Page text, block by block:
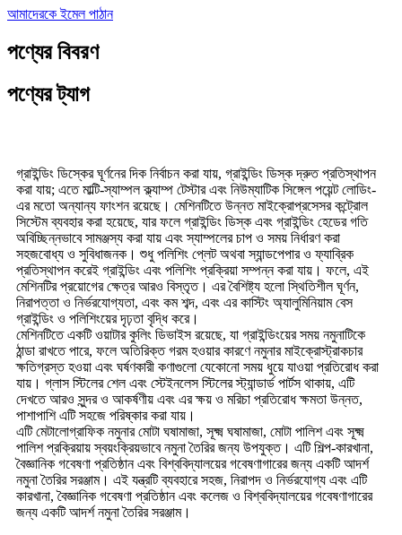
আমাদেরকে ইমেল পাঠান
পণ্যের বিবরণ
পণ্যের ট্যাগ
গ্রাইন্ডিং ডিস্কের ঘূর্ণনের দিক নির্বাচন করা যায়, গ্রাইন্ডিং ডিস্ক দ্রুত প্রতিস্থাপন
করা যায়; এতে মাল্টি-স্যাম্পল ক্ল্যাম্প টেস্টার এবং নিউম্যাটিক সিঙ্গেল পয়েন্ট লোডিং-
এর মতো অন্যান্য ফাংশন রয়েছে। মেশিনটিতে উন্নত মাইক্রোপ্রসেসর কন্ট্রোল
সিস্টেম ব্যবহার করা হয়েছে, যার ফলে গ্রাইন্ডিং ডিস্ক এবং গ্রাইন্ডিং হেডের গতি
অবিচ্ছিন্নভাবে সামঞ্জস্য করা যায় এবং স্যাম্পলের চাপ ও সময় নির্ধারণ করা
সহজবোধ্য ও সুবিধাজনক। শুধু পলিশিং প্লেট অথবা স্যান্ডপেপার ও ফ্যাব্রিক
প্রতিস্থাপন করেই গ্রাইন্ডিং এবং পলিশিং প্রক্রিয়া সম্পন্ন করা যায়। ফলে, এই
মেশিনটির প্রয়োগের ক্ষেত্র আরও বিস্তৃত। এর বৈশিষ্ট্য হলো স্থিতিশীল ঘূর্ণন,
নিরাপত্তা ও নির্ভরযোগ্যতা, এবং কম শব্দ, এবং এর কাস্টিং অ্যালুমিনিয়াম বেস
গ্রাইন্ডিং ও পলিশিংয়ের দৃঢ়তা বৃদ্ধি করে।
মেশিনটিতে একটি ওয়াটার কুলিং ডিভাইস রয়েছে, যা গ্রাইন্ডিংয়ের সময় নমুনাটিকে
ঠান্ডা রাখতে পারে, ফলে অতিরিক্ত গরম হওয়ার কারণে নমুনার মাইক্রোস্ট্রাকচার
ক্ষতিগ্রস্ত হওয়া এবং ঘর্ষণকারী কণাগুলো যেকোনো সময় ধুয়ে যাওয়া প্রতিরোধ করা
যায়। গ্লাস স্টিলের শেল এবং স্টেইনলেস স্টিলের স্ট্যান্ডার্ড পার্টস থাকায়, এটি
দেখতে আরও সুন্দর ও আকর্ষণীয় এবং এর ক্ষয় ও মরিচা প্রতিরোধ ক্ষমতা উন্নত,
পাশাপাশি এটি সহজে পরিষ্কার করা যায়।
এটি মেটালোগ্রাফিক নমুনার মোটা ঘষামাজা, সূক্ষ্ম ঘষামাজা, মোটা পালিশ এবং সূক্ষ্ম
পালিশ প্রক্রিয়ায় স্বয়ংক্রিয়ভাবে নমুনা তৈরির জন্য উপযুক্ত। এটি শিল্প-কারখানা,
বৈজ্ঞানিক গবেষণা প্রতিষ্ঠান এবং বিশ্ববিদ্যালয়ের গবেষণাগারের জন্য একটি আদর্শ
নমুনা তৈরির সরঞ্জাম। এই যন্ত্রটি ব্যবহারে সহজ, নিরাপদ ও নির্ভরযোগ্য এবং এটি
কারখানা, বৈজ্ঞানিক গবেষণা প্রতিষ্ঠান এবং কলেজ ও বিশ্ববিদ্যালয়ের গবেষণাগারের
জন্য একটি আদর্শ নমুনা তৈরির সরঞ্জাম।